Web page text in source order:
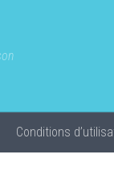
Conditions